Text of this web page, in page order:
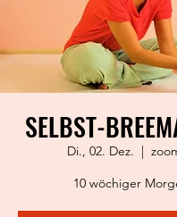
SELBST-
Di., 02. Dez.
  |
10 wöchiger